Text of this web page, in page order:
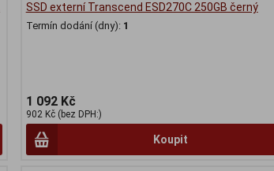
SSD externí Transcend ESD270C 250GB černý
Termín dodání (dny): 1
1 092 Kč
902 Kč (bez DPH:)
Koupit